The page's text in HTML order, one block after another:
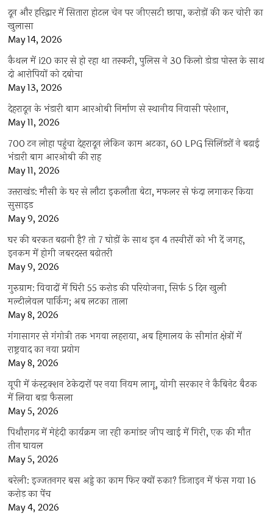
दून और हरिद्वार में सितारा होटल चेन पर जीएसटी छापा, करोड़ों की कर चोरी का
खुलासा
May 14, 2026
कैथल में i20 कार से हो रहा था तस्करी, पुलिस ने 30 किलो डोडा पोस्त के साथ
दो आरोपियों को दबोचा
May 13, 2026
देहरादून के भंडारी बाग आरओबी निर्माण से स्थानीय निवासी परेशान,
May 11, 2026
700 टन लोहा पहुंचा देहरादून लेकिन काम अटका, 60 LPG सिलिंडरों ने बढ़ाई
भंडारी बाग आरओबी की राह
May 11, 2026
उत्तराखंड: मौसी के घर से लौटा इकलौता बेटा, मफलर से फंदा लगाकर किया
सुसाइड
May 9, 2026
घर की बरकत बढ़ानी है? तो 7 घोड़ों के साथ इन 4 तस्वीरों को भी दें जगह,
इनकम में होगी जबरदस्त बढ़ोतरी
May 9, 2026
गुरुग्राम: विवादों में घिरी 55 करोड़ की परियोजना, सिर्फ 5 दिन खुली
मल्टीलेवल पार्किंग; अब लटका ताला
May 8, 2026
गंगासागर से गंगोत्री तक भगवा लहराया, अब हिमालय के सीमांत क्षेत्रों में
राष्ट्रवाद का नया प्रयोग
May 8, 2026
यूपी में कंस्ट्रक्शन ठेकेदारों पर नया नियम लागू, योगी सरकार ने कैबिनेट बैठक
में लिया बड़ा फैसला
May 5, 2026
पिथौरागढ़ में मेहंदी कार्यक्रम जा रही कमांडर जीप खाई में गिरी, एक की मौत
तीन घायल
May 5, 2026
बरेली: इज्जतनगर बस अड्डे का काम फिर क्यों रुका? डिजाइन में फंस गया 16
करोड़ का पेंच
May 4, 2026